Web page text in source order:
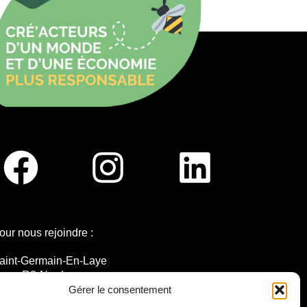
Gérer le consentement
nous rejoindre :
Germain-En-Laye
R2-Nord